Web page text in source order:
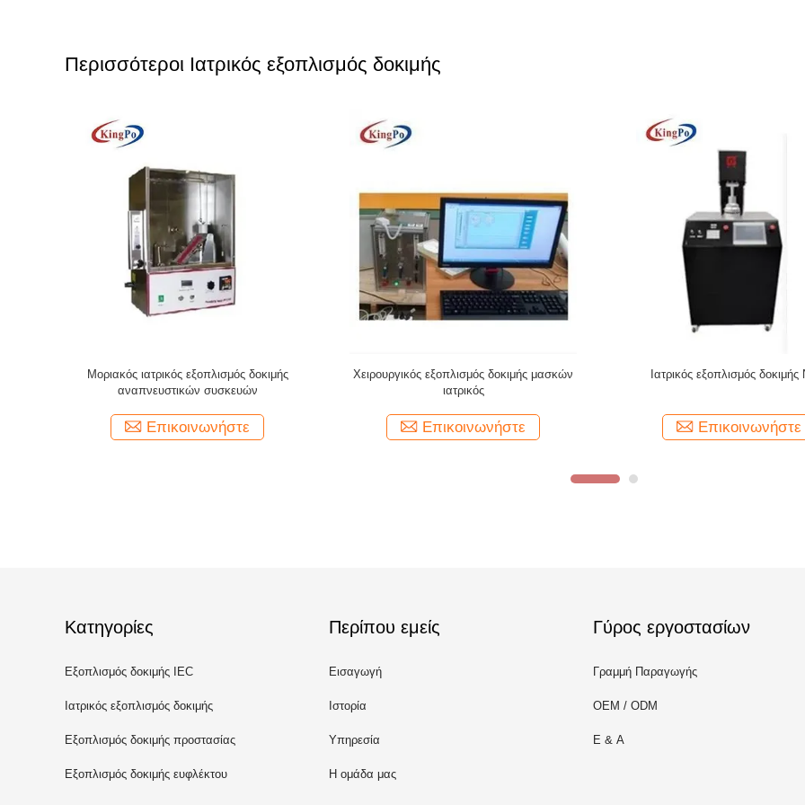
Περισσότεροι Ιατρικός εξοπλισμός δοκιμής
BFE ιατρικός δοκιμής ελεγκτής
αποδοτικότητας διήθησης εξοπλισμού
Επικοινωνήστε
Ιατρικός εξοπλισμός δοκιμής AC220V 50Hz για
τη μίας χρήσης χειρουργική μάσκα
Επικοινωνήστε
Ελεγκτής διαπερατότητας
Επικοινωνήστε
Κατηγορίες
Εξοπλισμός δοκιμής IEC
Ιατρικός εξοπλισμός δοκιμής
Εξοπλισμός δοκιμής προστασίας
εισόδου
Εξοπλισμός δοκιμής ευφλέκτου
Περίπου εμείς
Εισαγωγή
Ιστορία
Υπηρεσία
Η ομάδα μας
Γύρος εργοστασίων
Γραμμή Παραγωγής
OEM / ODM
Ε & Α